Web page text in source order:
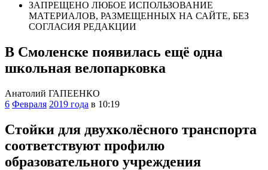
ЗАПРЕЩЕНО ЛЮБОЕ ИСПОЛЬЗОВАНИЕ
МАТЕРИАЛОВ, РАЗМЕЩЕННЫХ НА САЙТЕ, БЕЗ
СОГЛАСИЯ РЕДАКЦИИ
В Смоленске появилась ещё одна
школьная велопарковка
Анатолий ГАПЕЕНКО
6 Февраля 2019 года в 10:19
Стойки для двухколёсного транспорта
соответствуют профилю
образовательного учреждения